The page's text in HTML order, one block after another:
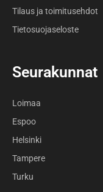
Tilaus ja toimitusehdot
Tietosuojaseloste
Seurakunnat
Loimaa
Espoo
Helsinki
Tampere
Turku